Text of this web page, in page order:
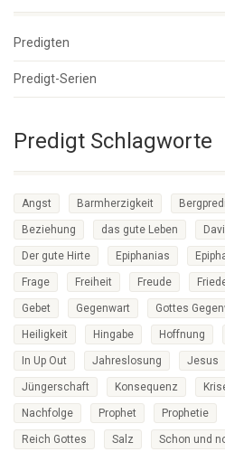
Predigten
Predigt-Serien
Predigt Schlagworte
Angst Barmherzigkeit
Beziehung das gute Leben
Der gute Hirte Epiphanias
Frage Freiheit Freude
Gebet Gegenwart Gottes
Heiligkeit Hingabe Hoffnung
In Up Out Jahreslosung Jesus
Jüngerschaft Konsequenz
Nachfolge Prophet Prophetie
Reich Gottes Salz Schon und